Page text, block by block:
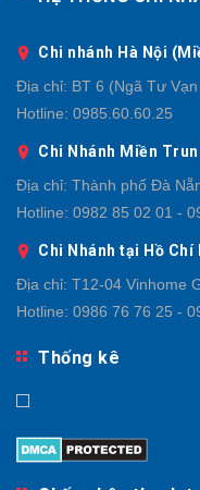
Chi nhánh Hà Nội
Địa chỉ: BT 6 (Ngã Tư
Hotline: 0985.60.60.25
Chi Nhánh Miền
Địa chỉ: Thành phố Đà
Hotline: 0982 85 02 01 -
Chi Nhánh tại Hồ Chí
Địa chỉ: T12-04 Vinhome
Hotline: 0986 76 76 25 -
Thống kê